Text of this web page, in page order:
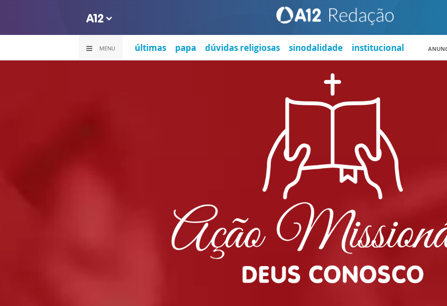
MENU últimas papa dúvidas religiosas sinodalidade institucional